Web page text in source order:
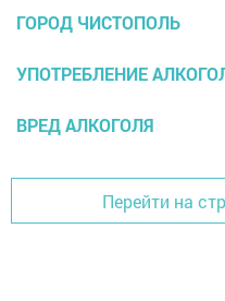
ГОРОД ЧИСТОПОЛЬ
УПОТРЕБЛЕНИЕ
ВРЕД АЛКОГОЛЯ
Перейти на